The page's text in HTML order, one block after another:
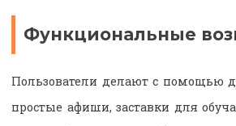
Функциональные
Пользователи делают с помощью
простые афиши, заставки для